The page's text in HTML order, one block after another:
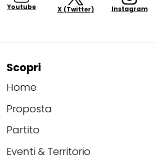
Youtube X (Twitter) Instagram
Scopri
Home
Proposta
Partito
Eventi & Territorio